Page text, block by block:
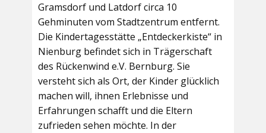
Gramsdorf und Latdorf circa 10
Gehminuten vom Stadtzentrum entfernt.
Die Kindertagesstätte „Entdeckerkiste“ in
Nienburg befindet sich in Trägerschaft
des Rückenwind e.V. Bernburg. Sie
versteht sich als Ort, der Kinder glücklich
machen will, ihnen Erlebnisse und
Erfahrungen schafft und die Eltern
zufrieden sehen möchte. In der